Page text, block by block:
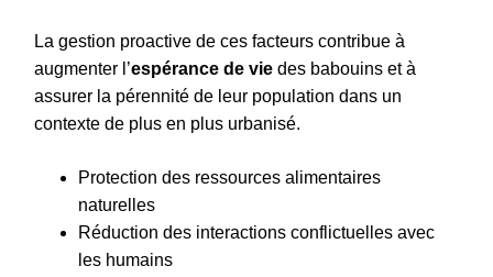
La gestion proactive de ces facteurs contribue à
augmenter l’espérance de vie des babouins et à
assurer la pérennité de leur population dans un
contexte de plus en plus urbanisé.
Protection des ressources alimentaires
naturelles
Réduction des interactions conflictuelles avec
les humains